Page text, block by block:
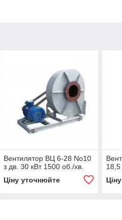
Вентилятор ВЦ 6-28 No10
з дв. 30 кВт 1500 об./хв.
Ціну уточнюйте
18,5